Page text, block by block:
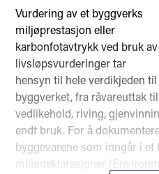
Vurdering av et byggverks
miljøprestasjon eller
karbonfotavtrykk ved bruk av
livsløpsvurderinger tar
hensyn til hele verdikjeden til
byggverket, fra råvareuttak
vedlikehold, riving,
endt bruk. For å
byggevarene som inngår i et
miljødeklarasjoner